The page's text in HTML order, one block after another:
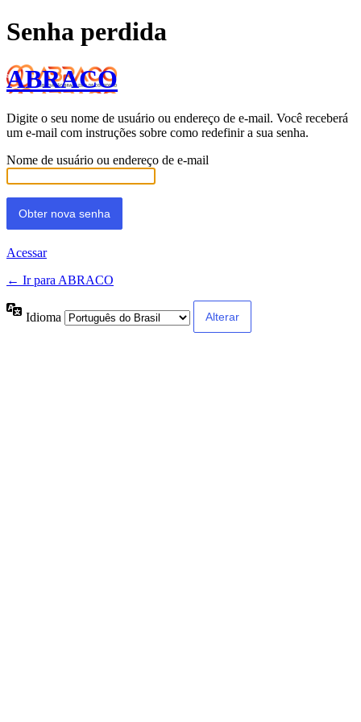
Senha perdida
ABRACO
Digite o seu nome de usuário ou endereço de e-mail. Você receberá
um e-mail com instruções sobre como redefinir a sua senha.
Nome de usuário ou endereço de e-mail
Acessar
← Ir para ABRACO
Idioma